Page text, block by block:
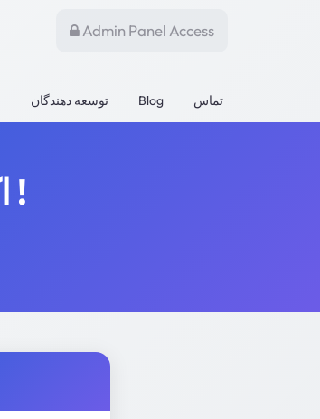
Admin Panel Access
توسعه دهندگان Blog تماس
اکنون گپ ویدیویی رایگان خود را دریافت کنید !